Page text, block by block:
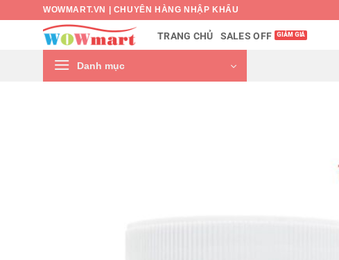
WOWMART.VN | CHUYÊN HÀNG NHẬP KHẨU
TRANG CHỦ SALES OFF
Danh mục